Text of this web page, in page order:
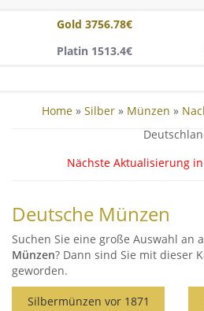
Gold 3756.78€
Platin 1513.4€
Home» Silber» Münzen »
Nächste Aktualisierung in
Deutsche Münzen
Suchen Sie eine große Auswahl an
Münzen? Dann sind Sie mit dieser
geworden.
Silbermünzen vor 1871